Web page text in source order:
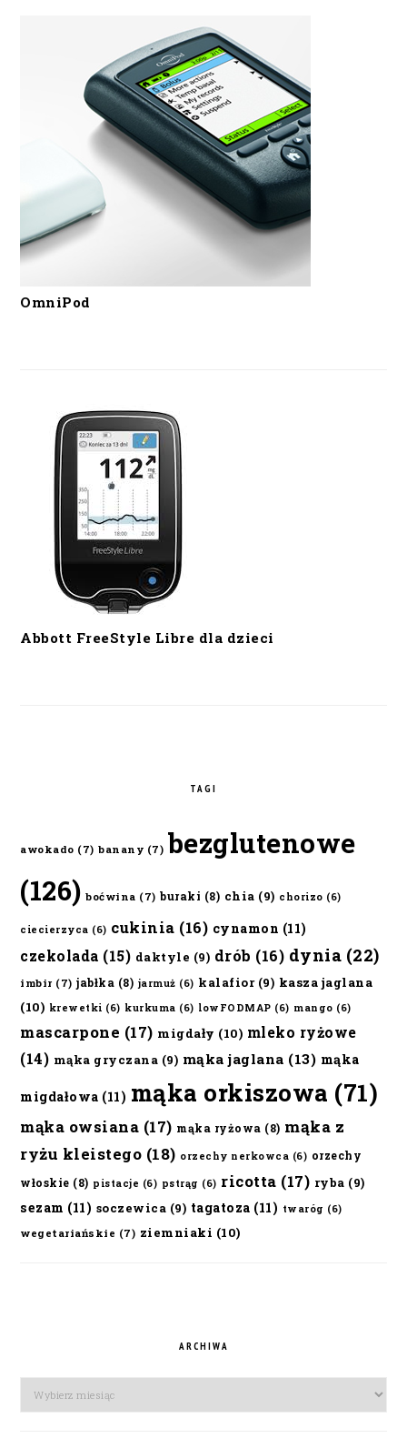
OmniPod
Abbott FreeStyle Libre dla dzieci
TAGI
awokado (7) banany (7) bezglutenowe
(126) boćwina (7) buraki (8) chia (9) chorizo (6)
ciecierzyca (6) cukinia (16) cynamon (11)
czekolada (15) daktyle (9) drób (16) dynia (22)
imbir (7) jabłka (8) jarmuż (6) kalafior(9) kasza jaglana
(10) krewetki (6) kurkuma (6) lowFODMAP (6) mango (6)
mascarpone (17) migdały (10) mleko ryżowe
(14) mąka gryczana (9) mąka jaglana (13) mąka
migdałowa (11) mąka orkiszowa (71)
mąka owsiana (17) mąka ryżowa (8) mąka z
ryżu kleistego (18) orzechy nerkowca (6) orzechy
włoskie (8) pistacje (6) pstrąg (6) ricotta (17) ryba (9)
sezam (11) soczewica (9) tagatoza (11) twaróg (6)
wegetariańskie (7) ziemniaki (10)
ARCHIWA
Archiwa